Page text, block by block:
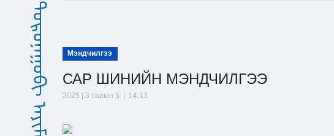
ᠳᠣᠷᠤᠨᠠᠭᠣᠪᠢ ᠠᠶᠢᠮᠠᠭ Мэндчилгээ
САР ШИНИЙН МЭНДЧИЛГЭЭ
2025 | 3 сарын 5 | 14:13